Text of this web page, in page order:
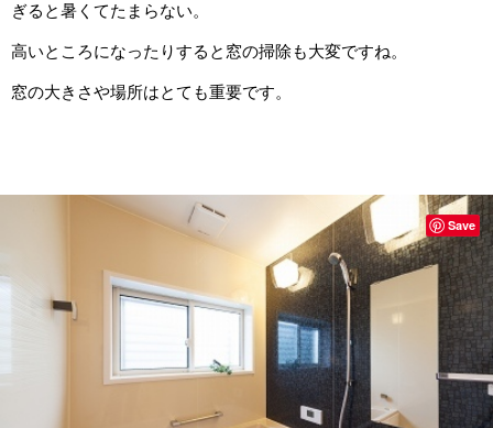
ぎると暑くてたまらない。
高いところになったりすると窓の掃除も大変ですね。
窓の大きさや場所はとても重要です。
Save